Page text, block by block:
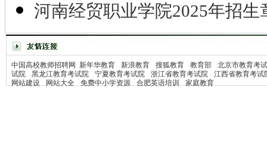
河南经贸职业学院2025年招生
中国高校教师招聘网 新年华教育 新浪教育 搜狐教育 教育部
北京市教育考
试院
黑龙江教育考试院 宁夏教育考试院 浙江省教育考试院
江西省教育考试
网站建设
网站大全 免费中小学资源 合肥英语培训 家庭教育